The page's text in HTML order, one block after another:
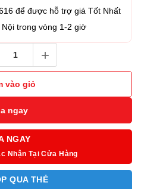
để được hỗ trợ giá Tốt Nhất
trong vòng 1-2 giờ
vào giỏ
ngay
NGAY
Nhận Tại Cửa Hàng
QUA THẺ